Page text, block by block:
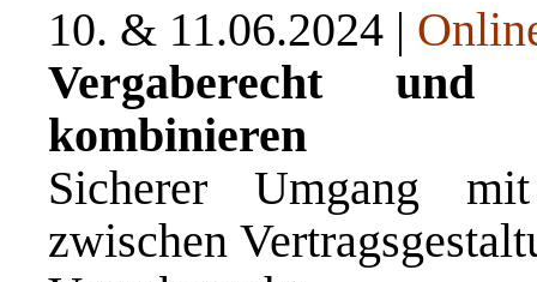
10. & 11.06.2024 |
Vergaberecht und
kombinieren
Sicherer Umgang
zwischen